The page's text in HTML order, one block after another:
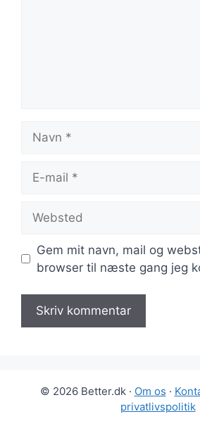
mail
Gem mit navn, mail og
browser til næste gang jeg
© 2026 Better.dk · Om os ·
privatlivspolitik